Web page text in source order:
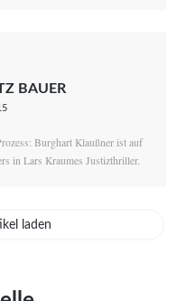
BAUER
Burghart Klaußner ist auf
in Lars Kraumes Justizthriller.
laden